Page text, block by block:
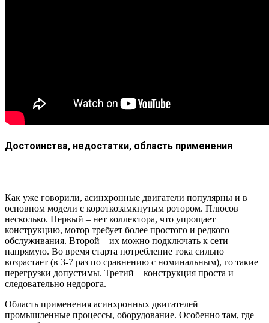
Достоинства, недостатки, область применения
Как уже говорили, асинхронные двигатели популярны и в
основном модели с короткозамкнутым ротором. Плюсов
несколько. Первый – нет коллектора, что упрощает
конструкцию, мотор требует более простого и редкого
обслуживания. Второй – их можно подключать к сети
напрямую. Во время старта потребление тока сильно
возрастает (в 3-7 раз по сравнению с номинальным), го такие
перегрузки допустимы. Третий – конструкция проста и
следовательно недорога.
Область применения асинхронных двигателей
промышленные процессы, оборудование. Особенно там, где